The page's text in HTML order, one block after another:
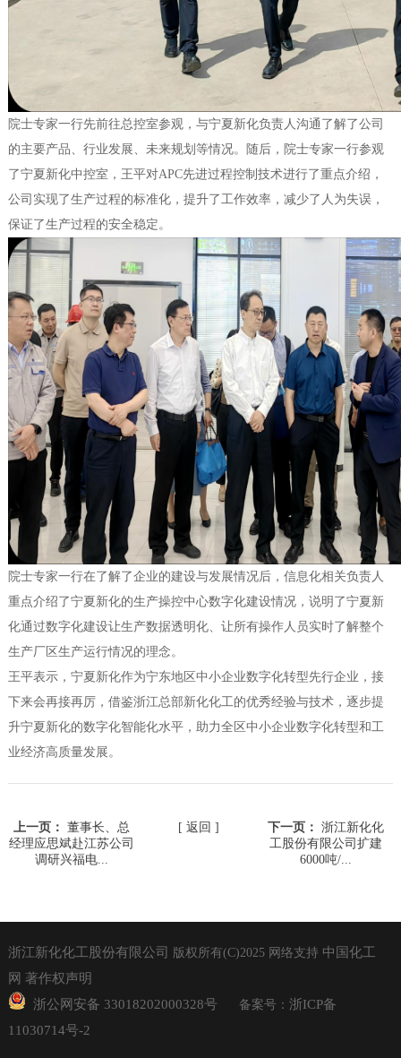
院士专家一行先前往总控室参观，与宁夏新化负责人沟通了解了公司
的主要产品、行业发展、未来规划等情况。随后，院士专家一行参观
了宁夏新化中控室，王平对APC先进过程控制技术进行了重点介绍，
公司实现了生产过程的标准化，提升了工作效率，减少了人为失误，
保证了生产过程的安全稳定。
院士专家一行在了解了企业的建设与发展情况后，信息化相关负责人
重点介绍了宁夏新化的生产操控中心数字化建设情况，说明了宁夏新
化通过数字化建设让生产数据透明化、让所有操作人员实时了解整个
生产厂区生产运行情况的理念。
王平表示，宁夏新化作为宁东地区中小企业数字化转型先行企业，接
下来会再接再厉，借鉴浙江总部新化化工的优秀经验与技术，逐步提
升宁夏新化的数字化智能化水平，助力全区中小企业数字化转型和工
业经济高质量发展。
上一页： 董事长、总
经理应思斌赴江苏公司
调研兴福电...
[ 返回 ] 下一页： 浙江新化化
工股份有限公司扩建
6000吨/...
浙江新化化工股份有限公司 版权所有(C)2025网络支持 中国化工
网 著作权声明
浙公网安备 33018202000328号 备案号： 浙ICP备
11030714号-2